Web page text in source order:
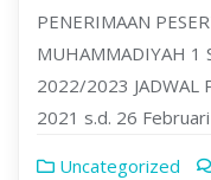
PENERIMAAN
MUHAMMADIYAH 1
2022/2023 JADWAL
2021 s.d. 26
Uncategorized